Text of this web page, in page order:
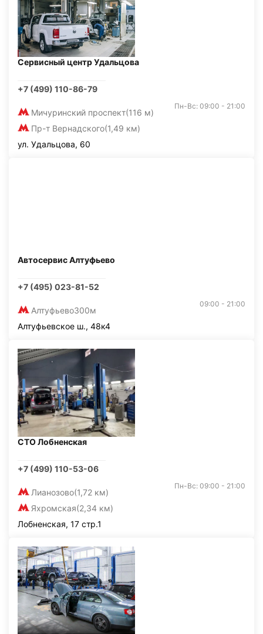
Сервисный центр Удальцова
+7 (499) 110-86-79
Мичуринский проспект(116 м)
Пр-т Вернадского(1,49 км)
Пн-Вс: 09:00 - 21:00
ул. Удальцова, 60
Автосервис Алтуфьево
+7 (495) 023-81-52
Алтуфьево300м
09:00 - 21:00
Алтуфьевское ш., 48к4
СТО Лобненская
+7 (499) 110-53-06
Лианозово(1,72 км)
Яхромская(2,34 км)
Пн-Вс: 09:00 - 21:00
Лобненская, 17 стр.1